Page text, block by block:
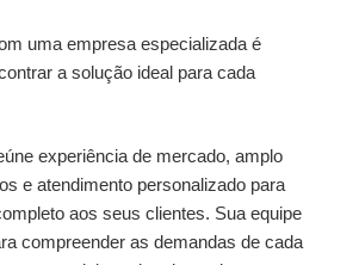
uma empresa especializada é
a solução ideal para cada
experiência de mercado, amplo
e atendimento personalizado para
aos seus clientes. Sua equipe
compreender as demandas de cada